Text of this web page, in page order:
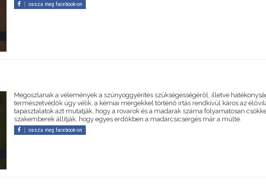
ossza meg facebook-on
Megoszlanak a vélemények a szúnyoggyérítés szükségességéről, illetve
természetvédők úgy vélik, a kémiai mérgekkel történő irtás rendkívül káros az
tapasztalatok azt mutatják, hogy a rovarok és a madarak száma folyamatosan
szakemberek állítják, hogy egyes erdőkben a madárcsicsergés már a múlté.
ossza meg facebook-on